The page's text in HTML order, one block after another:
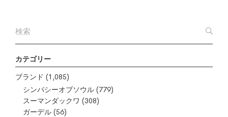
カテゴリー
ブランド (1,085)
シンパシーオブソウル (779)
スーマンダックワ (308)
ガーデル (56)